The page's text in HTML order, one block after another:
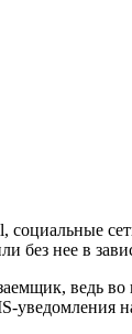
социальные
без нее в
ведь
уведомления